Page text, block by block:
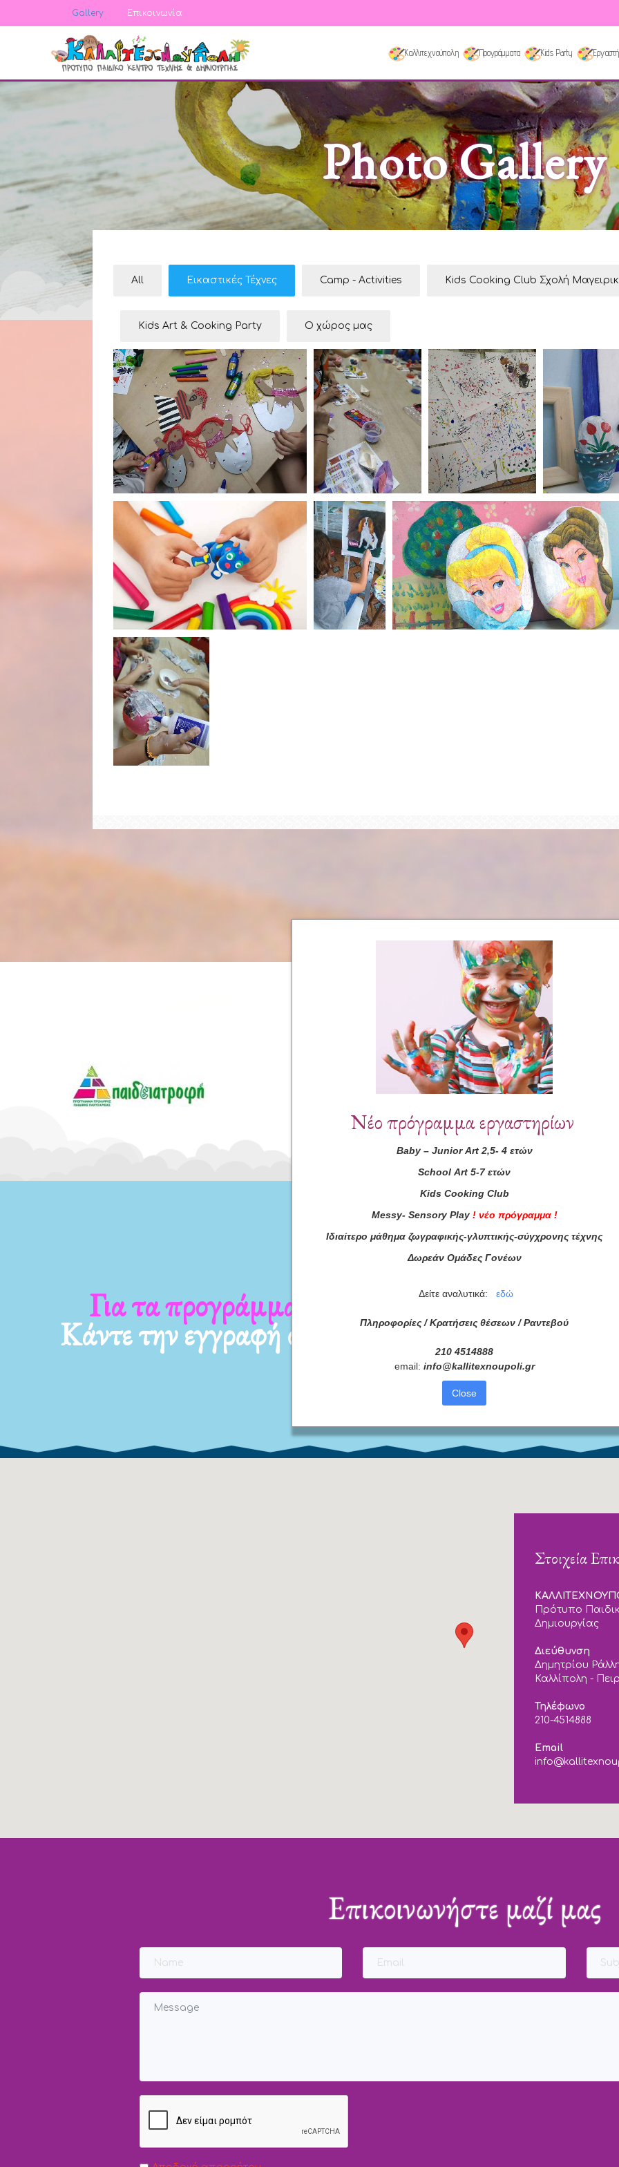
Gallery Επικοινωνία
Καλλιτεχνούπολη Προγράμματα Kids Party
Photo Gallery
All Εικαστικές Τέχνες Camp - Activities Kids Cooking Club Σχολή
Kids Art & Cooking Party Ο χώρος μας
Συνεργάτες
Για τα προγράμματά μας
Κάντε την εγγραφή σας τώρα!
διαβάσει τις
Στοιχεία
Πρότυπο
Δημιουργίας
Διεύθυνση
Δημητρίου
Καλλίπολη -
Τηλέφωνο
210-4514888
Email
Επικοινωνήστε μαζί μας
Νέο πρόγραμμα εργαστηρίων
Baby– Junior Art2,5- 4 ετών
School Art 5-7 ετών
Kids Cooking Club
Messy- Sensory Play ! νέο πρόγραμμα !
Ιδιαίτερο μάθημα ζωγραφικής-γλυπτικής-σύγχρονης τέχνης
Δωρεάν Ομάδες Γονέων
Δείτε αναλυτικά: εδώ
Πληροφορίες / Κρατήσεις θέσεων / Ραντεβού
210 4514888
email: info@kallitexnoupoli.gr
Close